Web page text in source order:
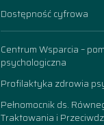
Dostępność cyfrowa
Centrum Wsparcia –
psychologiczna
Profilaktyka zdrowia
Pełnomocnik ds.
Traktowania i